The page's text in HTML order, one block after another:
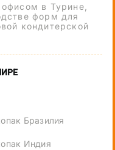
в Турине,
форм для
кондитерской
Бразилия
Индия